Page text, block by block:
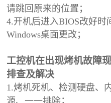
请跳回原来的位置；
4.开机后进入BIOS改好时
Windows桌面更改；
工控机在出现烤机故障
排查及解决
1.烤机死机、检测硬盘、
；